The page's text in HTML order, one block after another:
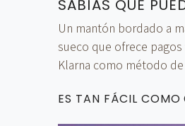
SABÍAS QUE
Un mantón bordado a
sueco que ofrece
Klarna como método
ES TAN FÁCIL